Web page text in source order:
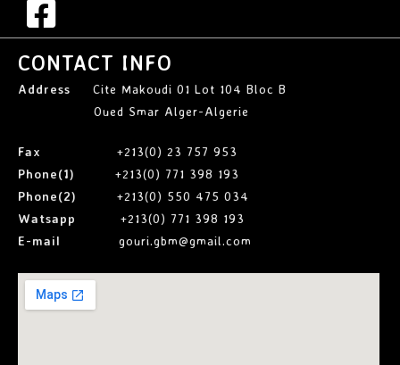
CONTACT INFO
Address Cite Makoudi 01 Lot 104 Bloc B
Oued Smar Alger-Algerie
Fax
+213(0) 23 757 953
Phone(1)
+213(0) 771 398 193
Phone(2)
+213(0) 550 475 034
Watsapp
+213(0) 771 398 193
E-mail
gouri.gbm@gmail.com